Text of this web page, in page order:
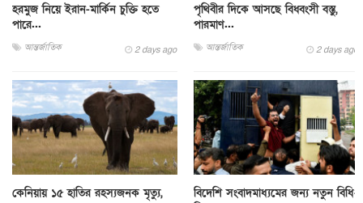
হরমুজ নিয়ে ইরান-মার্কিন চুক্তি হতে
পারে...
আন্তর্জাতিক 2 days ago
পৃথিবীর দিকে আসছে বিধ্বংসী বস্তু,
পারমাণ...
আন্তর্জাতিক 2 days ago
কেনিয়ায় ১৫ হাতির রহস্যজনক মৃত্যু,
বিদেশি সংবাদমাধ্যমের জন্য নতুন বিধি-